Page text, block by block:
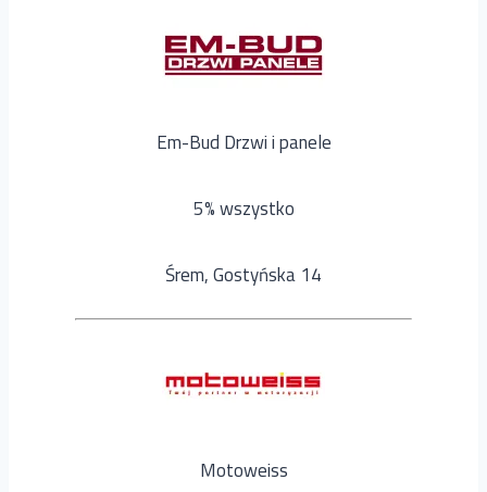
Em-Bud Drzwi i panele
5% wszystko
Śrem, Gostyńska 14
Motoweiss